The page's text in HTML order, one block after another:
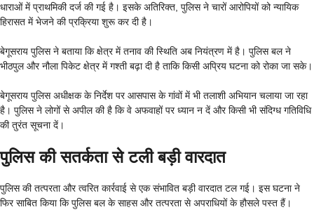
धाराओं में प्राथमिकी दर्ज की गई है। इसके अतिरिक्त, पुलिस ने चारों आरोपियों को न्यायिक
हिरासत में भेजने की प्रक्रिया शुरू कर दी है।
बेगूसराय पुलिस ने बताया कि क्षेत्र में तनाव की स्थिति अब नियंत्रण में है। पुलिस बल ने
भीठपुल और नौला पिकेट क्षेत्र में गश्ती बढ़ा दी है ताकि किसी अप्रिय घटना को रोका जा सके।
बेगूसराय पुलिस अधीक्षक के निर्देश पर आसपास के गांवों में भी तलाशी अभियान चलाया जा रहा
है। पुलिस ने लोगों से अपील की है कि वे अफवाहों पर ध्यान न दें और किसी भी संदिग्ध गतिविधि
की तुरंत सूचना दें।
पुलिस की सतर्कता से टली बड़ी वारदात
पुलिस की तत्परता और त्वरित कार्रवाई से एक संभावित बड़ी वारदात टल गई। इस घटना ने
फिर साबित किया कि पुलिस बल के साहस और तत्परता से अपराधियों के हौसले पस्त हैं।